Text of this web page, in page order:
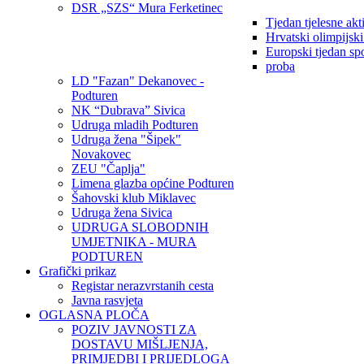
DSR „SZS“ Mura Ferketinec
Tjedan tjelesne
Hrvatski olimpijski
Europski tjedan
proba
LD "Fazan" Dekanovec -
Podturen
NK “Dubrava” Sivica
Udruga mladih Podturen
Udruga žena "Šipek"
Novakovec
ZEU "Čaplja"
Limena glazba općine Podturen
Šahovski klub Miklavec
Udruga žena Sivica
UDRUGA SLOBODNIH
UMJETNIKA - MURA
PODTUREN
Grafički prikaz
Registar nerazvrstanih cesta
Javna rasvjeta
OGLASNA PLOČA
POZIV JAVNOSTI ZA
DOSTAVU MIŠLJENJA,
PRIMJEDBI I PRIJEDLOGA